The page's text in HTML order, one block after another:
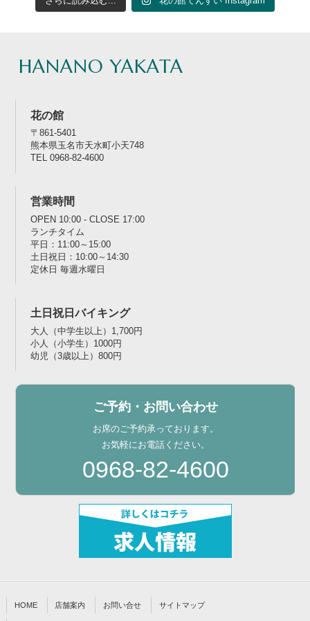
HANANO YAKATA
花の館
〒861-5401
熊本県玉名市天水町小天748
TEL 0968-82-4600
営業時間
OPEN 10:00 - CLOSE 17:00
ランチタイム
平日：11:00～15:00
土日祝日：10:00～14:30
定休日 毎週水曜日
土日祝日バイキング
大人（中学生以上）1,700円
小人（小学生）1000円
幼児（3歳以上）800円
ご予約・お問い合わせ
お席のご予約承っております。
お気軽にお電話ください。
0968-82-4600
HOME 店舗案内 お問い合せ サイトマップ